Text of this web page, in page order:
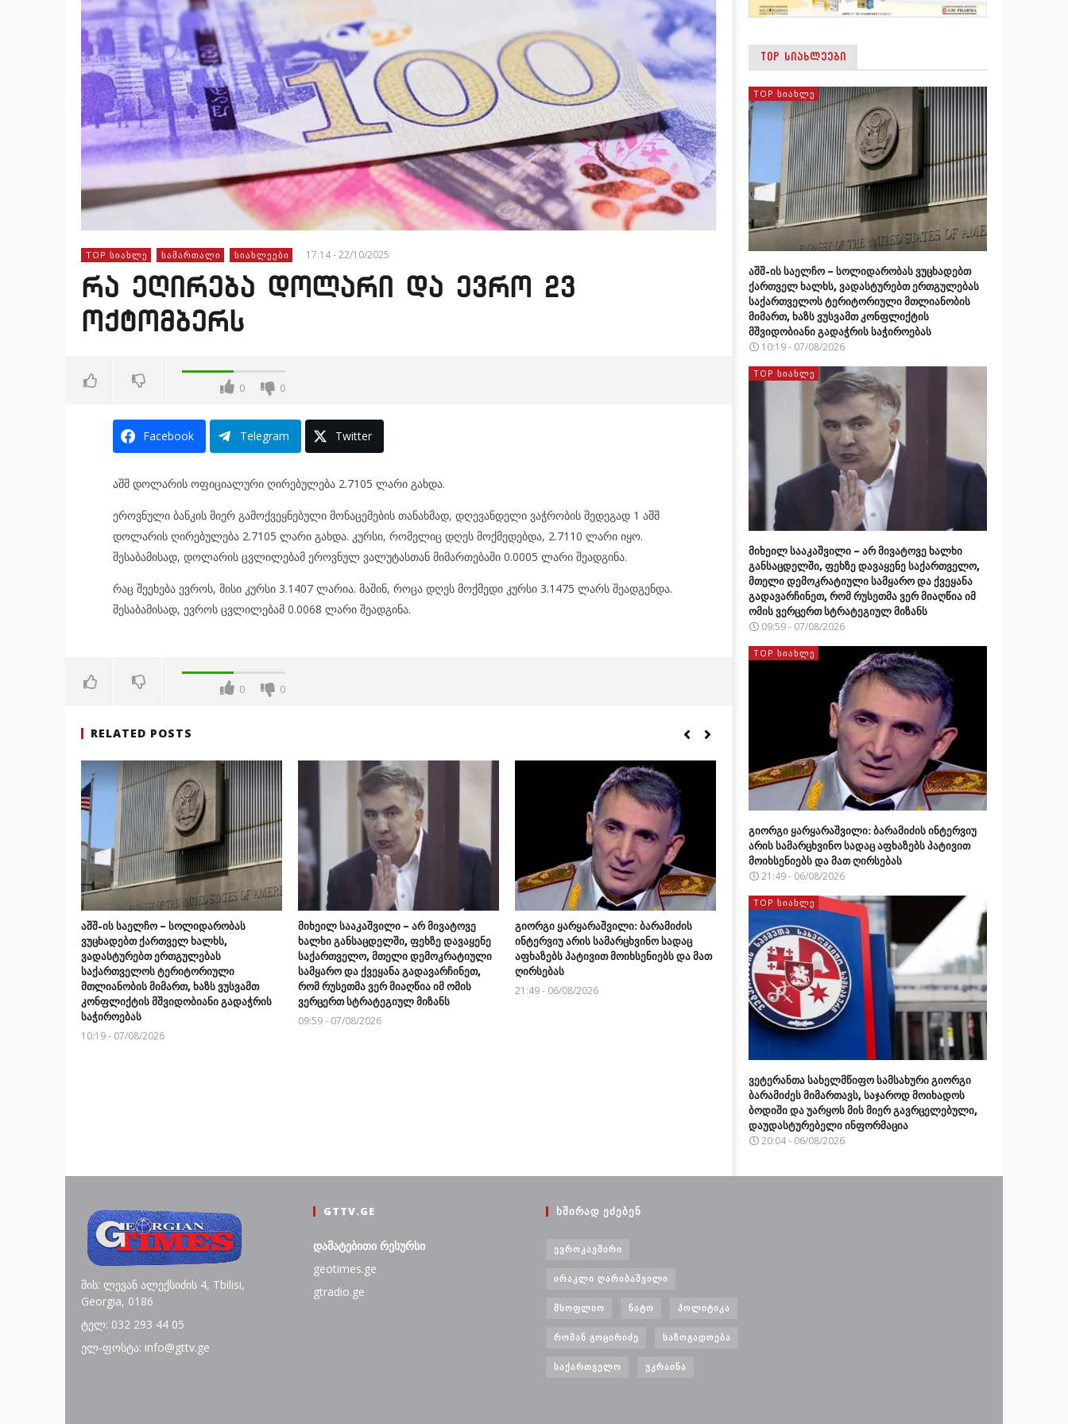
TOP ᲡᲘᲐᲮᲚᲔ ᲡᲐᲛᲐᲠᲗᲐᲚᲘ ᲡᲘᲐᲮᲚᲔᲔᲑᲘ 17:14 - 22/10/2025
რა ეღირება დოლარი და ევრო 23
ოქტომბერს
0 0
Facebook Telegram Twitter
აშშ დოლარის ოფიციალური ღირებულება 2.7105 ლარი გახდა.
ეროვნული ბანკის მიერ გამოქვეყნებული მონაცემების თანახმად, დღევანდელი ვაჭრობის შედეგად 1 აშშ
დოლარის ღირებულება 2.7105 ლარი გახდა. კურსი, რომელიც დღეს მოქმედებდა, 2.7110 ლარი იყო.
შესაბამისად, დოლარის ცვლილებამ ეროვნულ ვალუტასთან მიმართებაში 0.0005 ლარი შეადგინა.
რაც შეეხება ევროს, მისი კურსი 3.1407 ლარია. მაშინ, როცა დღეს მოქმედი კურსი 3.1475 ლარს შეადგენდა.
შესაბამისად, ევროს ცვლილებამ 0.0068 ლარი შეადგინა.
0 0
RELATED POSTS
აშშ-ის საელჩო – სოლიდარობას
ვუცხადებთ ქართველ ხალხს,
ვადასტურებთ ერთგულებას
საქართველოს ტერიტორიული
მთლიანობის მიმართ, ხაზს ვუსვამთ
კონფლიქტის მშვიდობიანი გადაჭრის
საჭიროებას
10:19 - 07/08/2026
მიხეილ სააკაშვილი – არ მივატოვე
ხალხი განსაცდელში, ფეხზე დავაყენე
საქართველო, მთელი დემოკრატიული
სამყარო და ქვეყანა გადავარჩინეთ,
რომ რუსეთმა ვერ მიაღწია იმ ომის
ვერცერთ სტრატეგიულ მიზანს
09:59 - 07/08/2026
გიორგი ყარყარაშვილი: ბარამიძის
ინტერვიუ არის სამარცხვინო სადაც
აფხაზებს პატივით მოიხსენიებს და მათ
ღირსებას
21:49 - 06/08/2026
TOP ᲡᲘᲐᲮᲚᲔᲔᲑᲘ
TOP ᲡᲘᲐᲮᲚᲔ
აშშ-ის საელჩო – სოლიდარობას ვუცხადებთ
ქართველ ხალხს, ვადასტურებთ ერთგულებას
საქართველოს ტერიტორიული მთლიანობის
მიმართ, ხაზს ვუსვამთ კონფლიქტის
მშვიდობიანი გადაჭრის საჭიროებას
10:19 - 07/08/2026
TOP ᲡᲘᲐᲮᲚᲔ
მიხეილ სააკაშვილი – არ მივატოვე ხალხი
განსაცდელში, ფეხზე დავაყენე საქართველო,
მთელი დემოკრატიული სამყარო და ქვეყანა
გადავარჩინეთ, რომ რუსეთმა ვერ მიაღწია იმ
ომის ვერცერთ სტრატეგიულ მიზანს
09:59 - 07/08/2026
TOP ᲡᲘᲐᲮᲚᲔ
გიორგი ყარყარაშვილი: ბარამიძის ინტერვიუ
არის სამარცხვინო სადაც აფხაზებს პატივით
მოიხსენიებს და მათ ღირსებას
21:49 - 06/08/2026
TOP ᲡᲘᲐᲮᲚᲔ
ვეტერანთა სახელმწიფო სამსახური გიორგი
ბარამიძეს მიმართავს, საჯაროდ მოიხადოს
ბოდიში და უარყოს მის მიერ გავრცელებული,
დაუდასტურებელი ინფორმაცია
20:04 - 06/08/2026
მის: ლევან ალექსიძის 4, Tbilisi,
Georgia, 0186
ტელ: 032 293 44 05
ელ-ფოსტა: info@gttv.ge
GTTV.GE
დამატებითი რესურსი
geotimes.ge
gtradio.ge
ᲮᲨᲘᲠᲐᲓ ᲔᲫᲔᲑᲔᲜ
ᲔᲕᲠᲝᲙᲐᲕᲨᲘᲠᲘ
ᲘᲠᲐᲙᲚᲘ ᲦᲐᲠᲘᲑᲐᲨᲕᲘᲚᲘ
ᲛᲡᲝᲤᲚᲘᲝ ᲜᲐᲢᲝ ᲞᲝᲚᲘᲢᲘᲙᲐ
ᲠᲝᲛᲐᲜ ᲒᲝᲪᲘᲠᲘᲫᲔ ᲡᲐᲖᲝᲒᲐᲓᲝᲔᲑᲐ
ᲡᲐᲥᲐᲠᲗᲕᲔᲚᲝ ᲣᲙᲠᲐᲘᲜᲐ